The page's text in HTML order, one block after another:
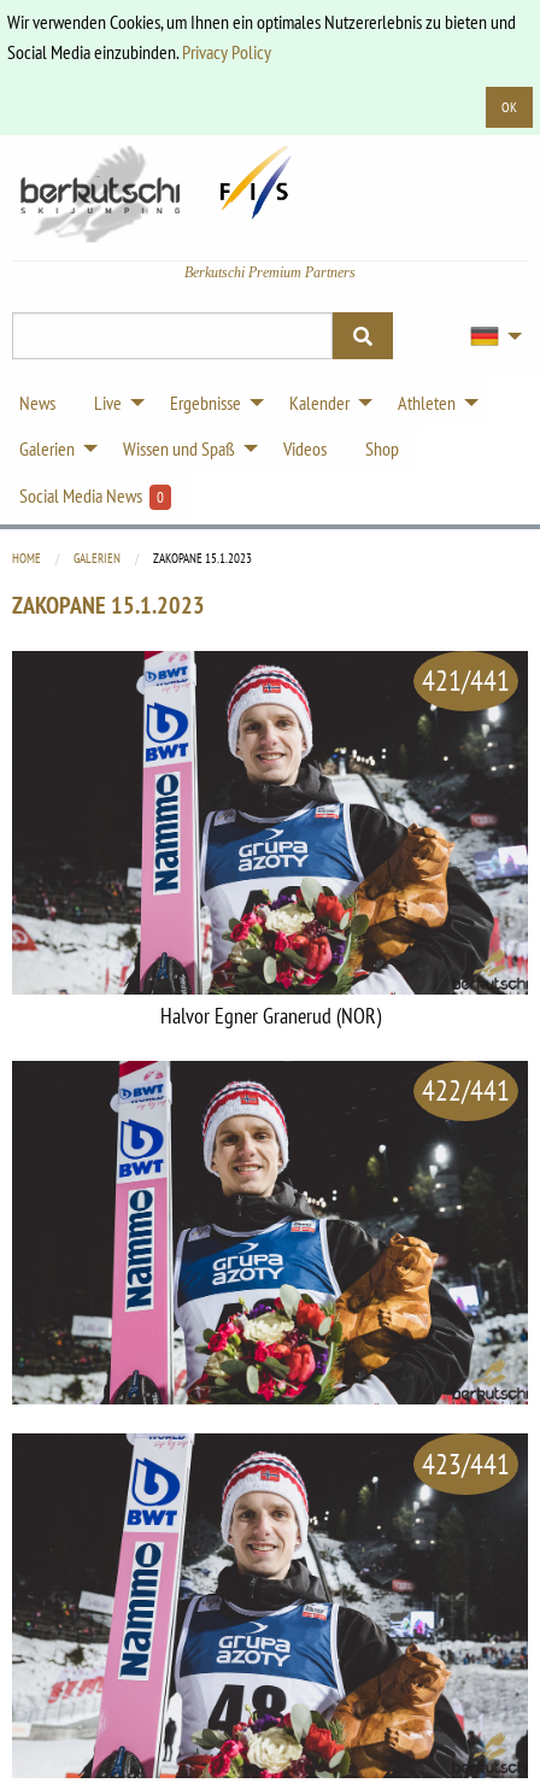
Wir verwenden Cookies, um Ihnen ein optimales Nutzererlebnis zu bieten und
Social Media einzubinden.Privacy Policy
OK
Berkutschi Premium Partners
News Live Ergebnisse Kalender
Athleten
Galerien
Wissen und Spaß Videos
Shop
Social Media News
0
HOME GALERIEN CURRENT:
ZAKOPANE 15.1.2023
ZAKOPANE 15.1.2023
421/441
Halvor Egner Granerud (NOR)
422/441
423/441